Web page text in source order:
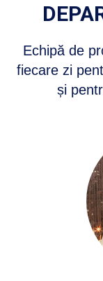
Echipă de
fiecare zi
și